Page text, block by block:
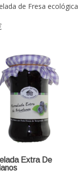
de Fresa ecológica
Extra De